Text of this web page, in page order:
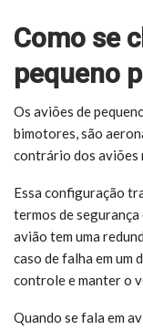
Como se
pequeno
Os aviões de
bimotores, são
contrário dos aviões
Essa configuração
termos de segurança
avião tem uma
caso de falha em um
controle e manter o
Quando se fala em